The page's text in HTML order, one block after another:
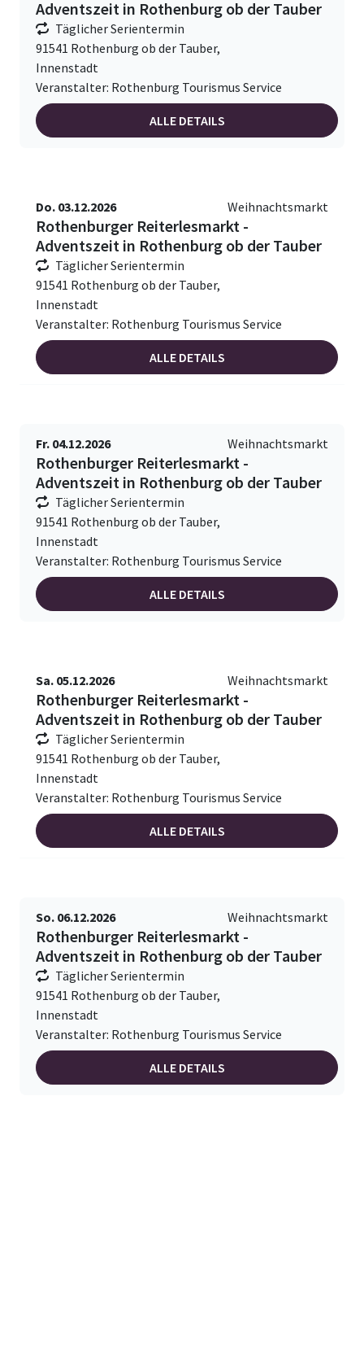
Adventszeit in Rothenburg ob der Tauber
Täglicher Serientermin
91541 Rothenburg ob der Tauber,
Innenstadt
Veranstalter: Rothenburg Tourismus Service
ALLE DETAILS
Do. 03.12.2026 Weihnachtsmarkt
Rothenburger Reiterlesmarkt -
Adventszeit in Rothenburg ob der Tauber
Täglicher Serientermin
91541 Rothenburg ob der Tauber,
Innenstadt
Veranstalter: Rothenburg Tourismus Service
ALLE DETAILS
Fr. 04.12.2026 Weihnachtsmarkt
Rothenburger Reiterlesmarkt -
Adventszeit in Rothenburg ob der Tauber
Täglicher Serientermin
91541 Rothenburg ob der Tauber,
Innenstadt
Veranstalter: Rothenburg Tourismus Service
ALLE DETAILS
Sa. 05.12.2026 Weihnachtsmarkt
Rothenburger Reiterlesmarkt -
Adventszeit in Rothenburg ob der Tauber
Täglicher Serientermin
91541 Rothenburg ob der Tauber,
Innenstadt
Veranstalter: Rothenburg Tourismus Service
ALLE DETAILS
So. 06.12.2026 Weihnachtsmarkt
Rothenburger Reiterlesmarkt -
Adventszeit in Rothenburg ob der Tauber
Täglicher Serientermin
91541 Rothenburg ob der Tauber,
Innenstadt
Veranstalter: Rothenburg Tourismus Service
ALLE DETAILS